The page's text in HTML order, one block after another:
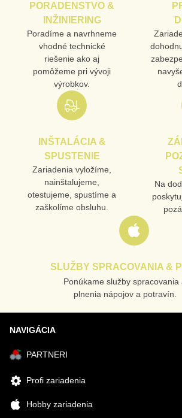
PORADENSTVO &
INŽINIERING
Poradíme a navrhneme
vhodné technické
riešenie ako aj
pomôžeme pri vývoji
výrobkov.
INŠTALÁCIA &
SPUSTENIE
Zariadenia vyložíme,
nainštalujeme,
otestujeme, spustíme a
zaškolíme obsluhu.
Na
SLUŽBY SPRACOVANIA &
Ponúkame služby spracovania
plnenia nápojov a potravín.
NAVIGÁCIA
PARTNERI
Profi zariadenia
Hobby zariadenia